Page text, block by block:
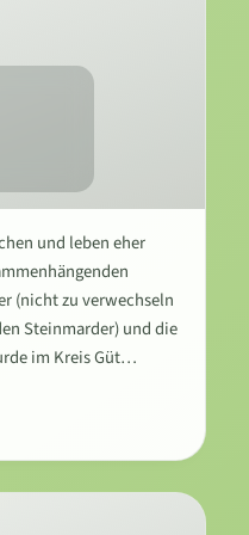
und leben eher
(nicht zu verwechseln
Steinmarder) und die
im Kreis Güt…